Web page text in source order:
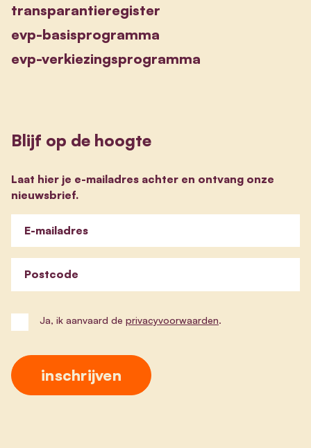
transparantieregister
evp-basisprogramma
evp-verkiezingsprogramma
Blijf op de hoogte
Laat hier je e-mailadres achter en ontvang onze
nieuwsbrief.
E-mailadres
Postcode
Ja, ik aanvaard de privacyvoorwaarden.